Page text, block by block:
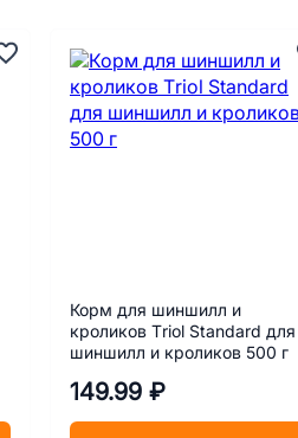
Корм для шиншилл и
кроликов Тriol Standard для
шиншилл и кроликов 500 г
149.99 ₽